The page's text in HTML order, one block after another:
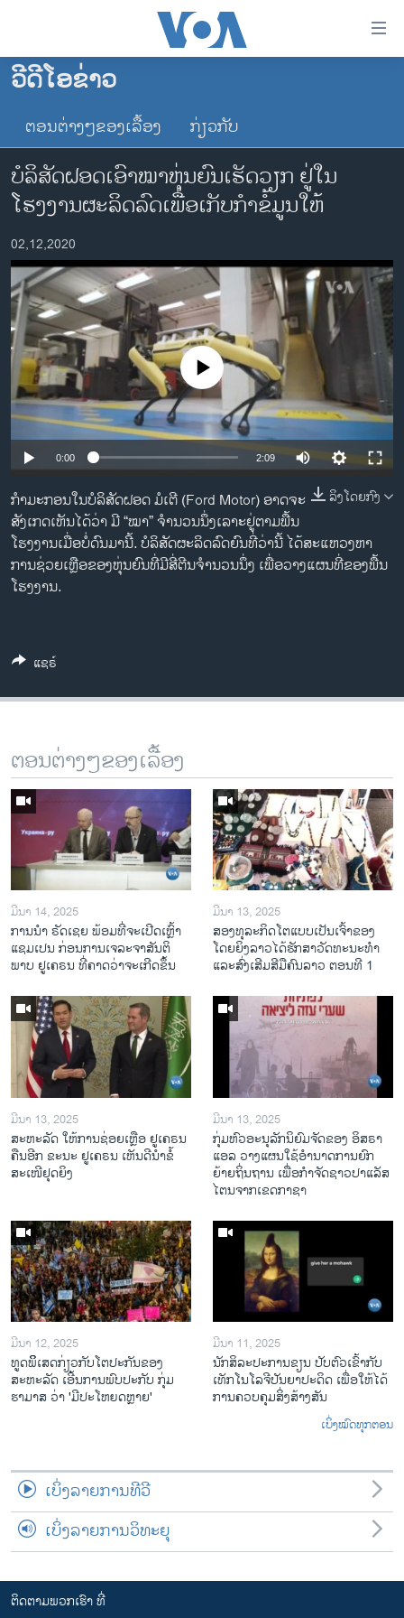
ເຂົ້າ
ຂ້າມ
ຂ້າມ
ໄປ
ຫາ
ຊອກ
ຄົ້ນ
ໂຮມເພຈ
ລາວ
ອາເມຣິກາ
ການເລືອກຕັ້ງ ປະທານາທີບໍດີ ສະຫະລັດ 2024
ຂ່າວ​ຈີນ
ໂລກ
ເອເຊຍ
ອິດສະຫຼະພາບດ້ານການຂ່າວ
ຊີວິດຊາວລາວ
ຊຸມຊົນຊາວລາວ
ວິທະຍາສາດ-ເທັກໂນໂລຈີ
ທຸລະກິດ
ວີດີໂອ
ສຽງ
ລາຍການກະຈາຍສຽງ
ຕິດຕາມພວກເຮົາ ທີ່
ວີດີໂອຂ່າວ
ຕອນຕ່າງໆຂອງເລື້ອງ ກ່ຽວກັບ
ບໍລິສັດຝອດເອົາໝາຫຸ່ນຍົນເຮັດວຽກ ຢູ່ໃນ
ໂຮງງານຜະລິດລົດເພື່ອເກັບກໍາຂໍ້ມູນໃຫ້
02,12,2020
No media source currently available
0:00 2:09
ລິງໂດຍກົງ
ກຳມະກອນໃນບໍລິສັດຝອດ ມໍເຕີ (Ford Motor) ອາດຈະ
ສັງເກດເຫັນໄດ້ວ່າ ມີ “ໝາ” ຈຳນວນນຶ່ງເລາະຢູ່ຕາມພື້ນ
ໂຮງງານເມື່ອບໍ່ດົນມານີ້. ບໍລິສັດຜະລິດລົດຍົນທີ່ວ່ານີ້ ໄດ້ສະແຫວງຫາ
ການຊ່ວຍເຫຼືອຂອງຫຸ່ນຍົນທີ່ມີສີ່ຕີນຈໍານວນນຶ່ງ ເພື່ອວາງແຜນທີ່ຂອງພື້ນ
ໂຮງງານ.
ແຊຣ໌
ຕອນຕ່າງໆຂອງເລື້ອງ
ມີນາ 14, 2025
ການ​ນຳ ຣັດ​ເຊຍ ພ້ອມ​ທີ່​ຈະ​ເປີ​ດ​ເຫຼົ້າ​
ແຊມ​ເປນ ກ່ອນການ​ເຈ​ລະ​ຈາ​ສັນ​ຕິ​
ພາບ ຢູ​ເຄ​ຣນ ທີ່​ຄາດ​ວ່າ​ຈະ​ເກີດ​ຂຶ້ນ
ມີນາ 13, 2025
ສອງທຸລະກິດໂຕແບບເປັນເຈົ້າຂອງ
ໂດຍຍິງລາວໄດ້ຮັກສາວັດທະນະທຳ
ແລະສົ່ງເສີມສີມືຄົນລາວ ຕອນທີ 1
ມີນາ 13, 2025
ສະຫະລັດ ໃຫ້ການຊ່ອຍເຫຼືອ ຢູເຄຣນ
ຄືນອີກ ຂະນະ ຢູເຄຣນ ເຫັນດີນຳຂໍ້
ສະເໜີຢຸດຍິງ
ມີນາ 13, 2025
ກຸ່ມຫົວອະນຸລັກນິຍົມຈັດຂອງ ອິສຣາ
ແອລ ວາງແຜນໃຊ້ອຳນາດການຍົກ
ຍ້າຍຖິ່ນຖານ ເພື່ອກຳຈັດຊາວປາແລັສ
ໄຕນຈາກເຂດກາຊາ
ມີນາ 12, 2025
ທູດພິິເສດກ່ຽວກັບໂຕປະກັນຂອງ
ສະຫະລັດ ເອີ້ນການພົບປະກັບ ກຸ່ມ
ຮາມາສ ວ່າ 'ມີປະໂຫຍດຫຼາຍ'
ມີນາ 11, 2025
ນັກ​ສິ​ລະ​ປະ​ການ​ຂຽນ ປັບ​ຕົວ​ເຂົ້າ​ກັບ​
ເທັກ​ໂນ​ໂລ​ຈີ​ປັນ​ຍາ​ປະ​ດິດ ເພື່ອ​ໃຫ້​ໄດ້​
ກ​ານ​ຄວບ​ຄຸມ​ສິ່ງ​ສ້າງ​ສັນ
ເບິ່ງໝົດທຸກຕອນ
ເບິ່ງລາຍການທີວີ
ເບິ່ງລາຍການວິທະຍຸ
ຕິດຕາມພວກເຮົາ ທີ່